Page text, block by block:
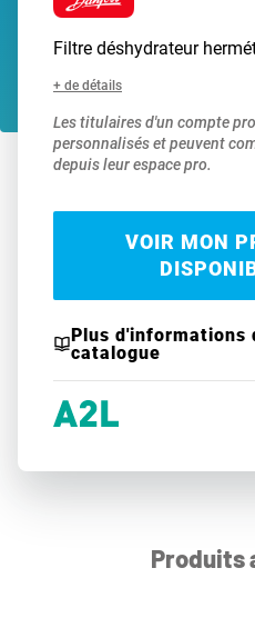
Filtre déshydrateur
+ de détails
Les titulaires d'un compte
personnalisés et peuvent
depuis leur espace pro.
VOIR MON
Plus d'informations
catalogue
Produits